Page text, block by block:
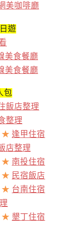
美咖啡廳
遊
美食餐廳
美食餐廳
包
飯店整理
整理
★ 逢甲住宿
店整理
★ 南投住宿
★ 民宿飯店
★ 台南住宿
★ 墾丁住宿